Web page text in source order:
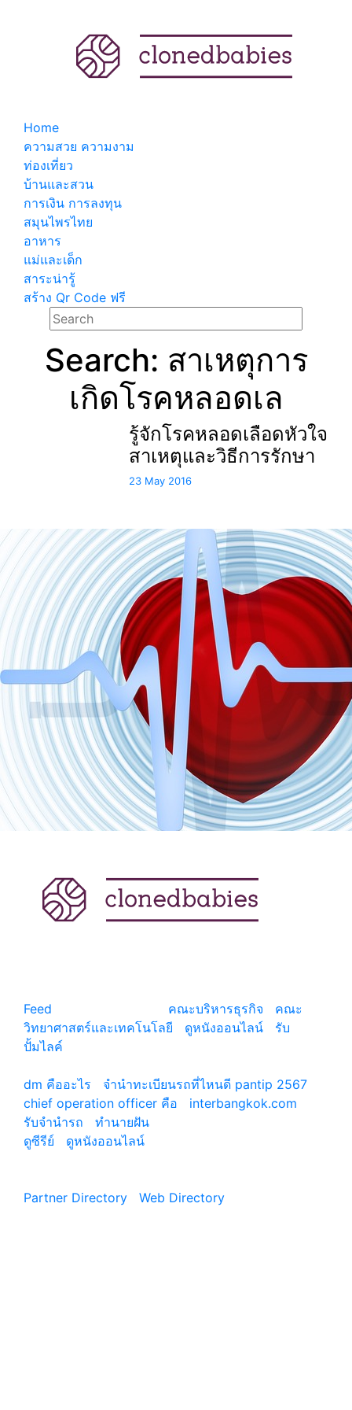
Home
ความสวย ความงาม
ท่องเที่ยว
บ้านและสวน
การเงิน การลงทุน
สมุนไพรไทย
อาหาร
แม่และเด็ก
สาระน่ารู้
สร้าง Qr Code ฟรี
Search: สาเหตุการ
เกิดโรคหลอดเล
รู้จักโรคหลอดเลือดหัวใจ
สาเหตุและวิธีการรักษา
23 May 2016
Feed
คณะบริหารธุรกิจ
คณะ
วิทยาศาสตร์และเทคโนโลยี
ดูหนังออนไลน์
รับ
ปั้มไลค์
dm คืออะไร
จํานําทะเบียนรถที่ไหนดี pantip 2567
chief operation officer คือ
interbangkok.com
รับจํานํารถ
ทํานายฝัน
ดูซีรีย์
ดูหนังออนไลน์
Partner Directory Web Directory